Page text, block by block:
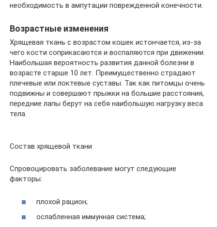
необходимость в ампутации поврежденной конечности.
Возрастные изменения
Хрящевая ткань с возрастом кошек истончается, из-за
чего кости соприкасаются и воспаляются при движении.
Наибольшая вероятность развития данной болезни в
возрасте старше 10 лет. Преимущественно страдают
плечевые или локтевые суставы. Так как питомцы очень
подвижны и совершают прыжки на большие расстояния,
передние лапы берут на себя наибольшую нагрузку веса
тела.
Состав хрящевой ткани
Спровоцировать заболевание могут следующие
факторы:
плохой рацион;
ослабленная иммунная система;